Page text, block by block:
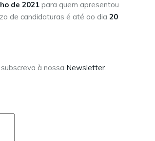
de 2021 para quem apresentou
de candidaturas é até ao dia 20
à nossa Newsletter.